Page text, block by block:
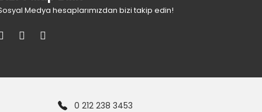
Medya hesaplarımızdan bizi takip edin!
0 212 238 3453